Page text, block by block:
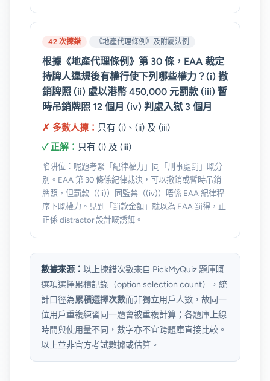
42 次揀錯 《地產代理條例》及附屬法例
根據《地產代理條例》第 30 條，EAA 裁定
持牌人違規後有權行使下列哪些權力？(i) 撤
銷牌照 (ii) 處以港幣 450,000 元罰款 (iii) 暫
時吊銷牌照 12 個月 (iv) 判處入獄 3 個月
✗ 多數人揀： 只有 (i)、(ii) 及 (iii)
✓ 正解： 只有 (i) 及 (iii)
陷阱位：呢題考緊「紀律權力」同「刑事處罰」嘅分
別。EAA 第 30 條係紀律裁決，可以撤銷或暫時吊銷
牌照，但罰款（(ii)）同監禁（(iv)）唔係 EAA 紀律程
序下嘅權力。見到「罰款金額」就以為 EAA 罰得，正
正係 distractor 設計嘅誘餌。
數據來源： 以上揀錯次數來自 PickMyQuiz 題庫嘅
選項選擇累積記錄（option selection count），統
計口徑為累積選擇次數而非獨立用戶人數，故同一
位用戶重複練習同一題會被重複計算；各題庫上線
時間與使用量不同，數字亦不宜跨題庫直接比較。
以上並非官方考試數據或估算。